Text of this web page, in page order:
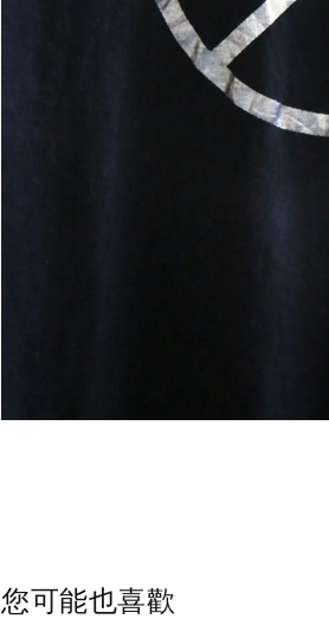
您可能也喜歡